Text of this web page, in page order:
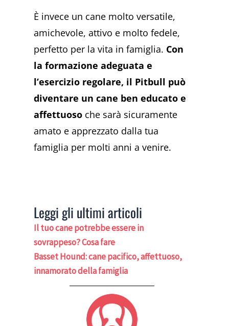
È invece un cane molto versatile,
amichevole, attivo e molto fedele,
perfetto per la vita in famiglia. Con
la formazione adeguata e
l’esercizio regolare, il Pitbull può
diventare un cane ben educato e
affettuoso che sarà sicuramente
amato e apprezzato dalla tua
famiglia per molti anni a venire.
Leggi gli ultimi articoli
Il tuo cane potrebbe essere in
sovrappeso? Cosa fare
Basset Hound: cane pacifico, affettuoso,
innamorato della famiglia